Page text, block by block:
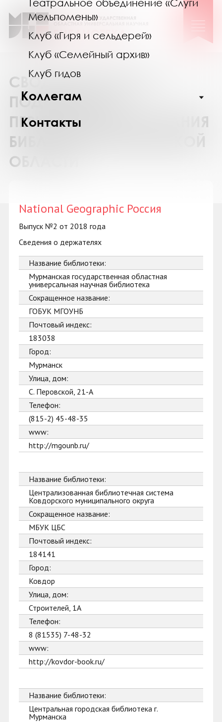
Мельпомены»
Клуб «Гиря и сельдерей»
Клуб «Семейный архив»
Клуб гидов
Коллегам
Контакты
СВОДНЫЙ КАТАЛОГ
ПОДПИСКИ НА
ПЕРИОДИЧЕСКИЕ ИЗДАНИЯ
БИБЛИОТЕК МУРМАНСКОЙ
ОБЛАСТИ
National Geographic Россия
Выпуск №2 от 2018 года
Сведения о держателях
Название библиотеки:
Мурманская государственная областная
универсальная научная библиотека
Сокращенное название:
ГОБУК МГОУНБ
Почтовый индекс:
183038
Город:
Мурманск
Улица, дом:
С. Перовской, 21-А
Телефон:
(815-2) 45-48-35
www:
http://mgounb.ru/
Название библиотеки:
Централизованная библиотечная система
Ковдорского муниципального округа
Сокращенное название:
МБУК ЦБС
Почтовый индекс:
184141
Город:
Ковдор
Улица, дом:
Строителей, 1А
Телефон:
8 (81535) 7-48-32
www:
http://kovdor-book.ru/
Название библиотеки:
Центральная городская библиотека г.
Мурманска